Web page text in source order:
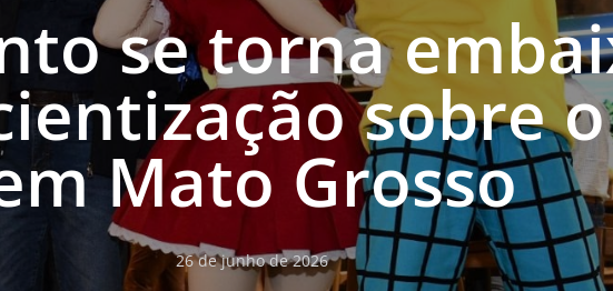
se torna
sobre
Mato Grosso
26 de junho de 2026